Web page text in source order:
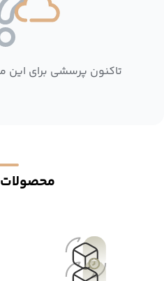
تاکنون پرسشی برای